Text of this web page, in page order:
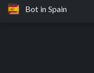
Bot in Spain